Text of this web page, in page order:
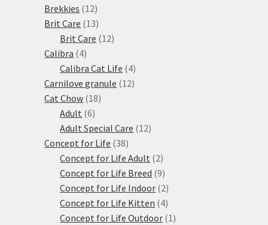
Brekkies 1212
produktů
Brit Care 1313
produktů
Brit Care 1212
Calibra 44
produkty
Calibra Cat Life 44
produkty
Carnilove granule 1212
Cat Chow 1818
Adult 66
produktů
Adult Special Care 1212
Concept for Life 3838
produktů
Concept for Life Adult 22
produkty
Concept for Life Breed 99
produktů
Concept for Life Indoor 22
produkty
Concept for Life Kitten 44
produkty
Concept for Life Outdoor 1 1